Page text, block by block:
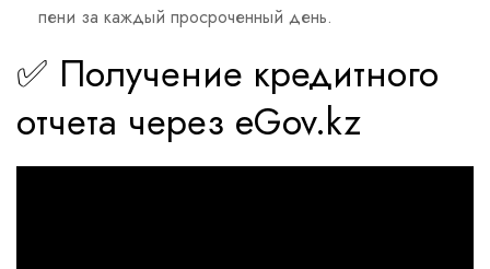
пени за каждый просроченный день.
✅ Получение кредитного
отчета через eGov.kz